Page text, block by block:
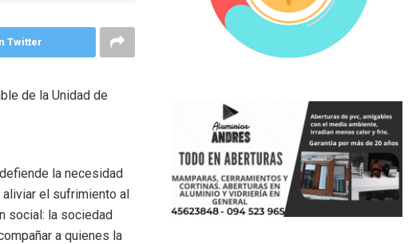
Twitter
de la Unidad de
la necesidad
aliviar el sufrimiento al
social: la sociedad
a quienes la